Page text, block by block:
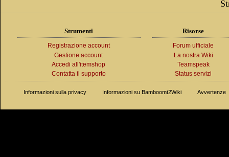
Strumenti
Registrazione account
Gestione account
Accedi all'itemshop
Contatta il supporto
Risorse
Forum ufficiale
La nostra Wiki
Teamspeak
Status servizi
Informazioni sulla privacy Informazioni su Bamboomt2Wiki Avvertenze